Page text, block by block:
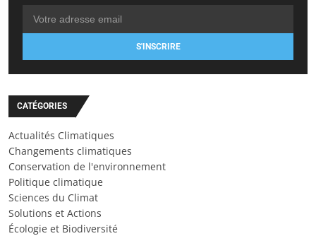
S'INSCRIRE
CATÉGORIES
Actualités Climatiques
Changements climatiques
Conservation de l'environnement
Politique climatique
Sciences du Climat
Solutions et Actions
Écologie et Biodiversité